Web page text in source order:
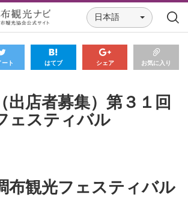
日本語
ート はてブ シェア お気に入り
出店者募集）第３１回
ェスティバル
布観光フェスティバル